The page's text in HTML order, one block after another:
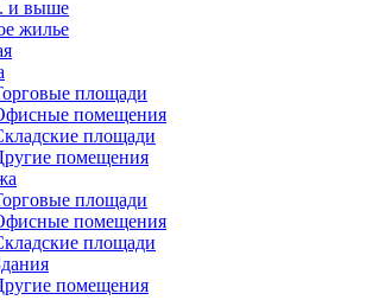
и выше
жилье
площади
помещения
площади
помещения
площади
помещения
площади
помещения